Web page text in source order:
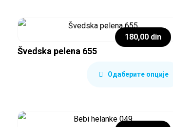
Švedska pelena 655
180,00 din
Одаберите опције